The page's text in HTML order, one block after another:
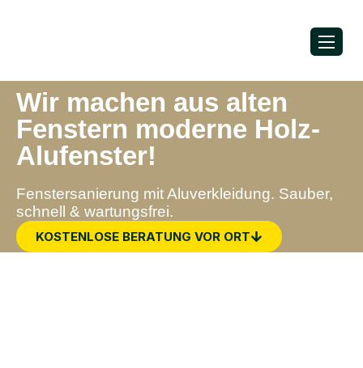
Wir machen aus alten
Fenstern moderne Holz-
Alufenster!
Fenstersanierung mit Aluverkleidung. Sauber,
schnell & wartungsfrei.
KOSTENLOSE BERATUNG VOR ORT